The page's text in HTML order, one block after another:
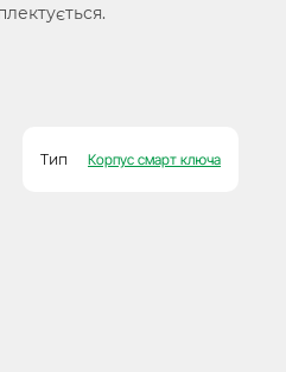
Тип Корпус смарт ключа